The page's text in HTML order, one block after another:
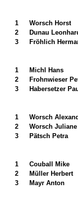
1
Worsch Horst
2
Dunau
3
Fröhlich
1
Michl Hans
2
Frohnwieser
3
Habersetzer
1
Worsch
2
Worsch Juliane
3
Pätsch Petra
1
Couball Mike
2
Müller Herbert
3
Mayr Anton